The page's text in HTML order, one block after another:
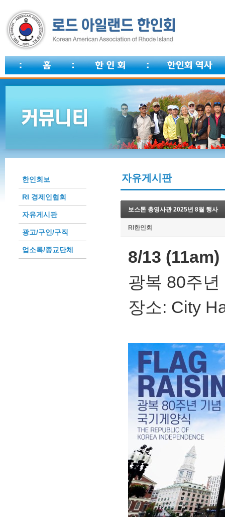
한인회보
RI 경제인협회
자유게시판
광고/구인/구직
업소록/종교단체
자유게시판
보스톤 총영사관 2025년 8월 행사
RI한인회
8/13
광복 80주년
장소: City